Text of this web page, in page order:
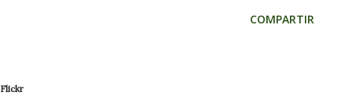
COMPARTIR
Flickr